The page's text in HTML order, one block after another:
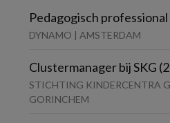
Pedagogisch
DYNAMO | AMSTERDAM
Clustermanager bij SKG
STICHTING KINDERCENTRA
GORINCHEM